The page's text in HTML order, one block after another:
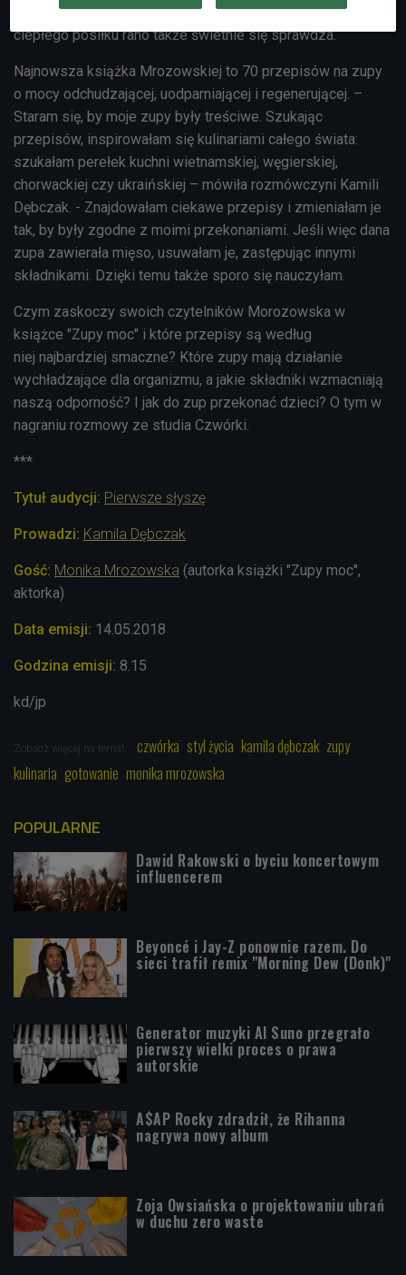
porządku dziennym. Wiosną i latem także zjedzenie
ciepłego posiłku rano także świetnie się sprawdza.
Najnowsza książka Mrozowskiej to 70 przepisów na zupy
o mocy odchudzającej, uodparniającej i regenerującej. –
Staram się, by moje zupy były treściwe. Szukając
przepisów, inspirowałam się kulinariami całego świata:
szukałam perełek kuchni wietnamskiej, węgierskiej,
chorwackiej czy ukraińskiej – mówiła rozmówczyni Kamili
Dębczak. - Znajdowałam ciekawe przepisy i zmieniałam je
tak, by były zgodne z moimi przekonaniami. Jeśli więc dana
zupa zawierała mięso, usuwałam je, zastępując innymi
składnikami. Dzięki temu także sporo się nauczyłam.
Czym zaskoczy swoich czytelników Morozowska w
książce "Zupy moc" i które przepisy są według
niej najbardziej smaczne? Które zupy mają działanie
wychładzające dla organizmu, a jakie składniki wzmacniają
naszą odporność? I jak do zup przekonać dzieci? O tym w
nagraniu rozmowy ze studia Czwórki.
***
Tytuł audycji: Pierwsze słyszę
Prowadzi: Kamila Dębczak
Gość: Monika Mrozowska (autorka książki "Zupy moc",
aktorka)
Data emisji: 14.05.2018
Godzina emisji: 8.15
kd/jp
Zobacz więcej na temat: czwórka styl życia kamila dębczak zupy
kulinaria gotowanie monika mrozowska
POPULARNE
Dawid Rakowski o byciu koncertowym
influencerem
Beyoncé i Jay-Z ponownie razem. Do
sieci trafił remix "Morning Dew (Donk)"
Generator muzyki AI Suno przegrało
pierwszy wielki proces o prawa
autorskie
A$AP Rocky zdradził, że Rihanna
nagrywa nowy album
Zoja Owsiańska o projektowaniu ubrań
w duchu zero waste